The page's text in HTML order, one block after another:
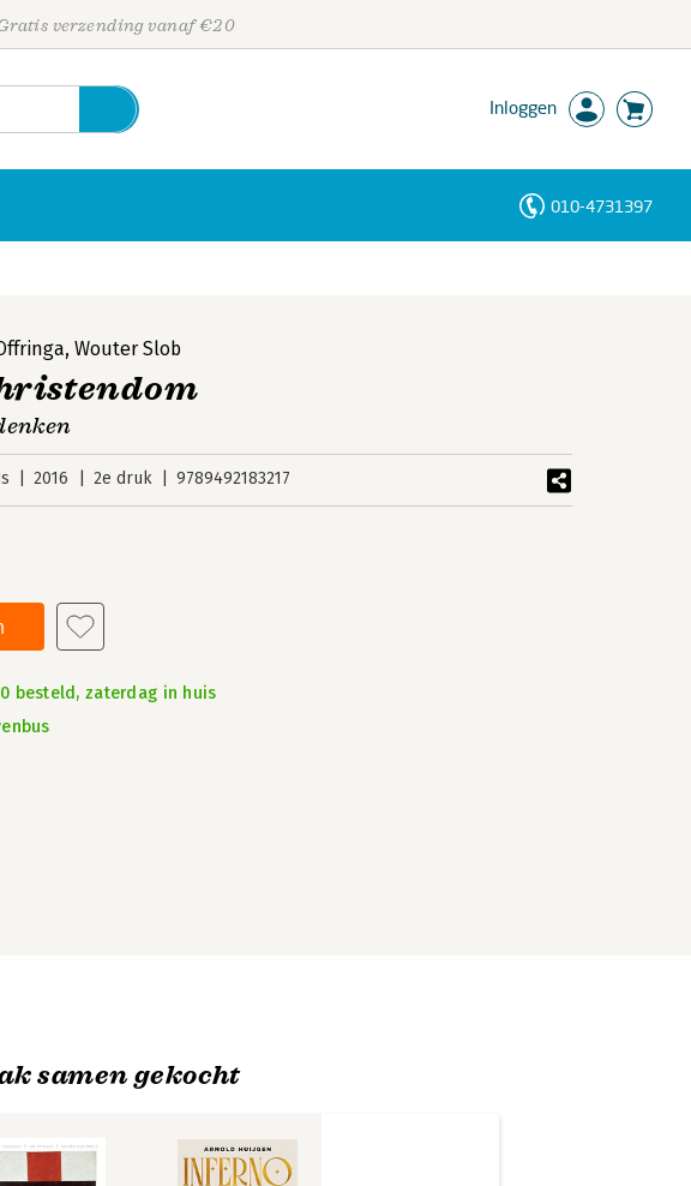
verzending vanaf €20
Inloggen
010-4731397
,Wouter Slob
2016 2e druk 9789492183217
besteld, zaterdag in huis
samen gekocht
Personen